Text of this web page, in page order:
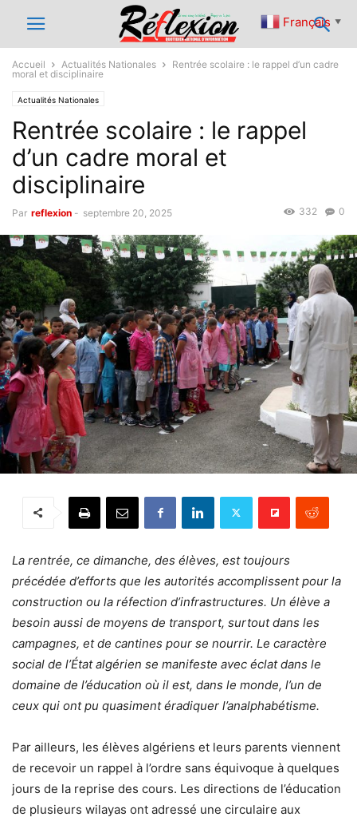
Accueil Actualités Nationales
Rentrée scolaire : le rappel d’un cadre
moral et disciplinaire
Actualités Nationales
Rentrée scolaire : le rappel
d’un cadre moral et
disciplinaire
Par reflexion - septembre 20, 2025 0
332
La rentrée, ce dimanche, des élèves, est toujours
précédée d’efforts que les autorités accomplissent pour la
construction ou la réfection d’infrastructures. Un élève a
besoin aussi de moyens de transport, surtout dans les
campagnes, et de cantines pour se nourrir. Le caractère
social de l’État algérien se manifeste avec éclat dans le
domaine de l’éducation où il est, dans le monde, l’un de
ceux qui ont pu quasiment éradiquer l’analphabétisme.
Par ailleurs, les élèves algériens et leurs parents viennent
de recevoir un rappel à l’ordre sans équivoque à quelques
jours de la reprise des cours. Les directions de l’éducation
de plusieurs wilayas ont adressé une circulaire aux
Français ▼